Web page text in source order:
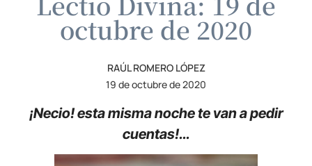
octubre de 2020
RAÚL ROMERO LÓPEZ
19 de octubre de 2020
¡Necio! esta misma noche te van a pedir
cuentas!…